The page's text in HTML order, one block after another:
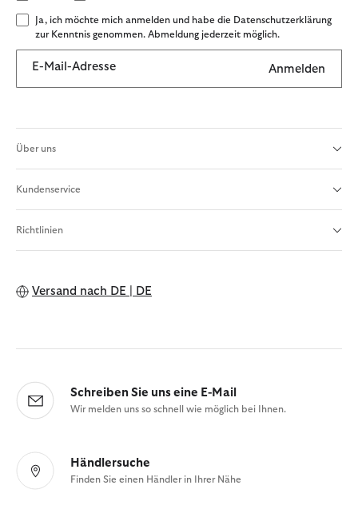
Ja, ich möchte mich anmelden und habe die Datenschutzerklärung
zur Kenntnis genommen. Abmeldung jederzeit möglich.
E-Mail-Adresse Anmelden
Über uns
Kundenservice
Richtlinien
Versand nach DE | DE
Schreiben Sie uns eine E-Mail
Wir melden uns so schnell wie möglich bei Ihnen.
Händlersuche
Finden Sie einen Händler in Ihrer Nähe